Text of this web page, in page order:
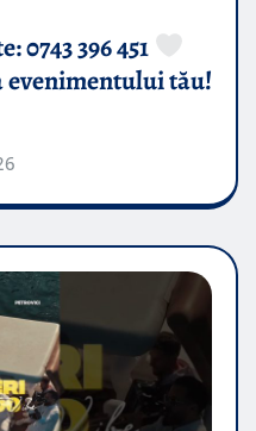
0743 396 451
evenimentului tău!